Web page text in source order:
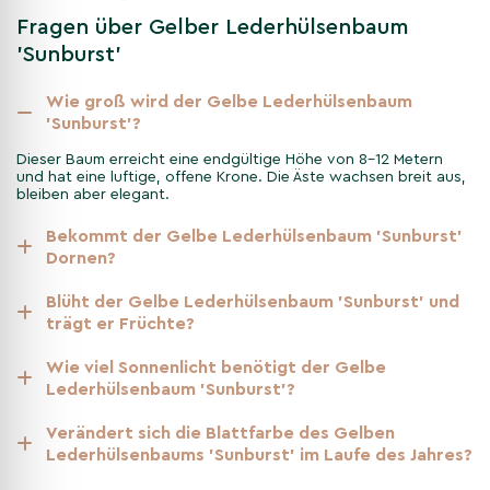
wählen?
Der Gelbe Lederhülsenbaum 'Sunburst' ist eine hervorragende
sondern fügt Ihrem Außenbereich auch ein auffälliges visuelles
Element hinzu. Dank seiner eleganten Zweige und lebhaften
eine wunderschöne Bereicherung.
Robustheit und
Widerstandsfähigkeit der
Gleditsia triacanthos 'Sunburst'
Die Gleditsia triacanthos 'Sunburst' ist nicht nur schön,
Trockenheit, Wind und Luftverschmutzung, was sie sowohl für
ländliche Gärten als auch für städtische Gebiete geeignet
meisten Krankheiten, was sie zu einer beliebten Wahl für
Fragen über Gelber Lederhülsenbaum
'Sunburst'
Wie groß wird der Gelbe Lederhülsenbaum
'Sunburst'?
Dieser Baum erreicht eine endgültige Höhe von 8–12 Metern
und hat eine luftige, offene Krone. Die Äste wachsen breit aus,
bleiben aber elegant.
Bekommt der Gelbe Lederhülsenbaum 'Sunburst'
Dornen?
Blüht der Gelbe Lederhülsenbaum 'Sunburst' und
trägt er Früchte?
Wie viel Sonnenlicht benötigt der Gelbe
Lederhülsenbaum 'Sunburst'?
Verändert sich die Blattfarbe des Gelben
Lederhülsenbaums 'Sunburst' im Laufe des Jahres?